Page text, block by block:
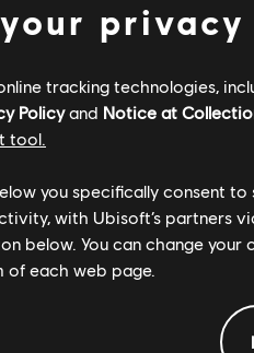
privacy
tracking technologies,
Policyand Notice at
tool.
you specifically consent
with Ubisoft’s partners
below. You can change
of each web page.